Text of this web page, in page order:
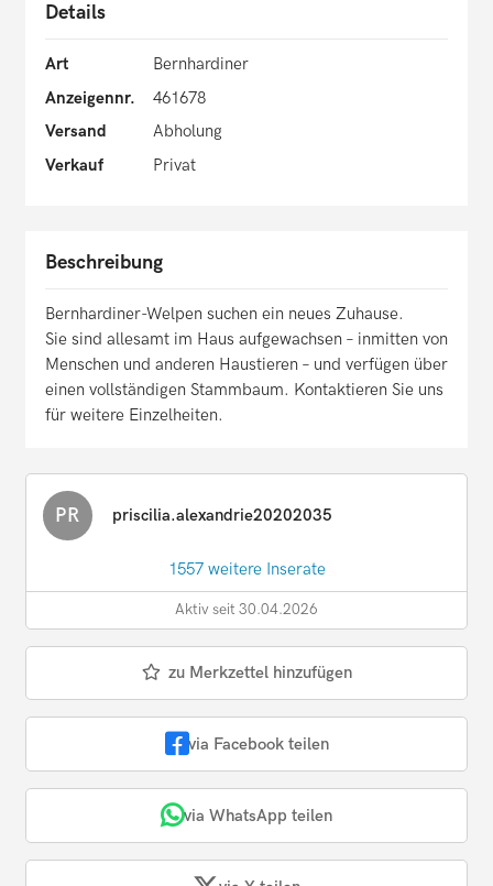
Details
Art
Bernhardiner
Anzeigennr.
461678
Versand
Abholung
Verkauf
Privat
Beschreibung
Bernhardiner-Welpen suchen ein neues Zuhause.
Sie sind allesamt im Haus aufgewachsen – inmitten von
Menschen und anderen Haustieren – und verfügen über
einen vollständigen Stammbaum. Kontaktieren Sie uns
für weitere Einzelheiten.
PR priscilia.alexandrie20202035
1557 weitere Inserate
Aktiv seit 30.04.2026
zu Merkzettel hinzufügen
via Facebook teilen
via WhatsApp teilen